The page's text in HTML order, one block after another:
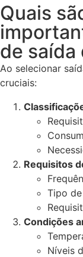
Quais
de saída
Ao selecionar
cruciais:
Requisitos
Tipo
Condições
Níveis